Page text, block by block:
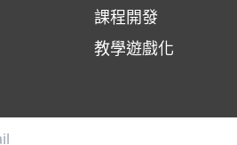
課程開發
教學遊戲化